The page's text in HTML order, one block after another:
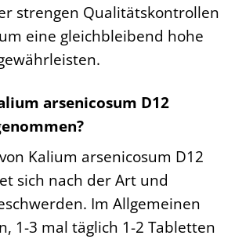
strengen Qualitätskontrollen
eine gleichbleibend hohe
arsenicosum D12
Kalium arsenicosum D12
sich nach der Art und
Im Allgemeinen
1-3 mal täglich 1-2 Tabletten